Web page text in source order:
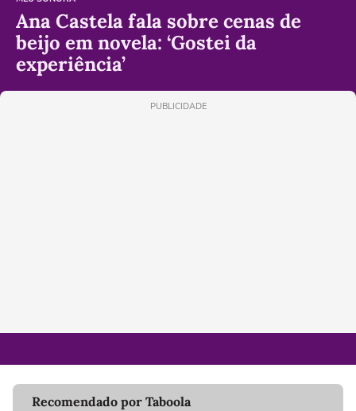
Ana Castela fala sobre cenas de
beijo em novela: ‘Gostei da
experiência’
PUBLICIDADE
Recomendado por Taboola